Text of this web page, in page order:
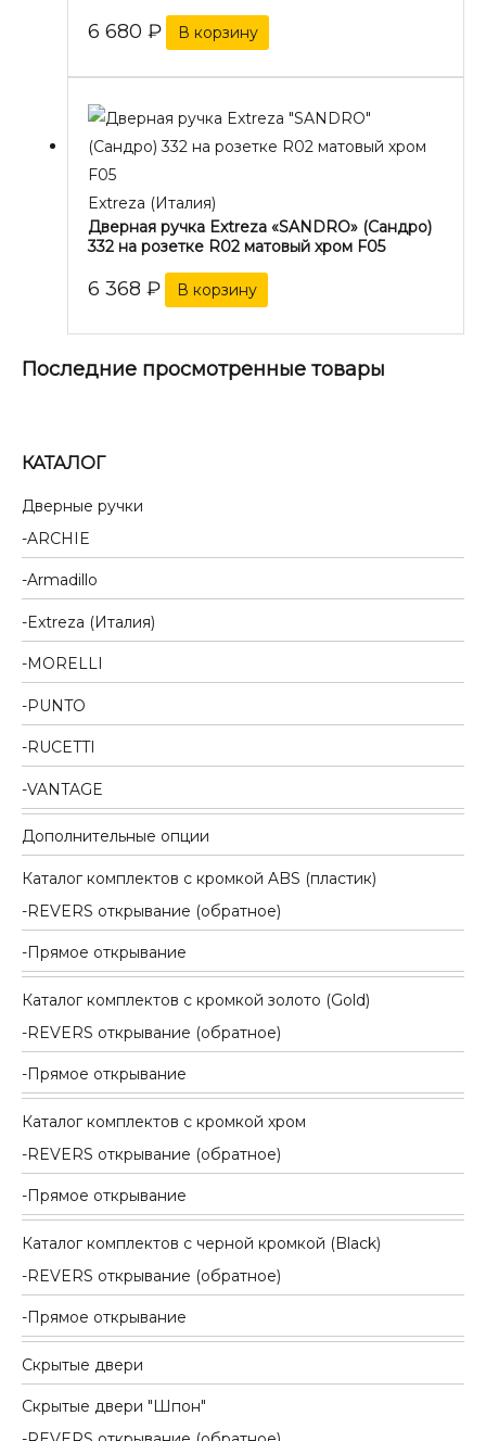
КАТАЛОГ
Дверные ручки
ARCHIE
Armadillo
Extreza (Италия)
MORELLI
PUNTO
RUCETTI
VANTAGE
Дополнительные опции
Каталог комплектов c кромкой ABS (пластик)
REVERS открывание (обратное)
Прямое открывание
Каталог комплектов c кромкой золото (Gold)
REVERS открывание (обратное)
Прямое открывание
Каталог комплектов c кромкой хром
REVERS открывание (обратное)
Прямое открывание
Каталог комплектов c черной кромкой (Black)
REVERS открывание (обратное)
Прямое открывание
Скрытые двери
Скрытые двери "Шпон"
6 680 ₽ В корзину
Extreza (Италия)
Дверная ручка Extreza «SANDRO» (Сандро)
332 на розетке R02 матовый хром F05
6 368 ₽ В корзину
Последние просмотренные товары